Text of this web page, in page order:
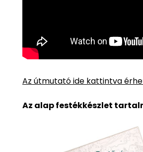
Az útmutató ide kattintva
Az alap festékkészlet